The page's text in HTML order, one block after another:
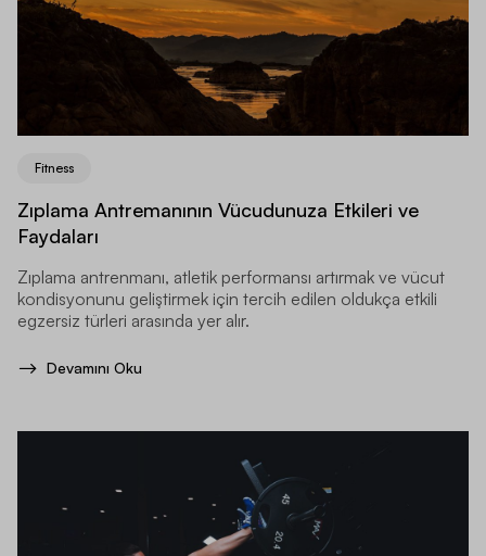
Fitness
Zıplama Antremanının Vücudunuza Etkileri ve
Faydaları
Zıplama antrenmanı, atletik performansı artırmak ve vücut
kondisyonunu geliştirmek için tercih edilen oldukça etkili
egzersiz türleri arasında yer alır.
Devamını Oku